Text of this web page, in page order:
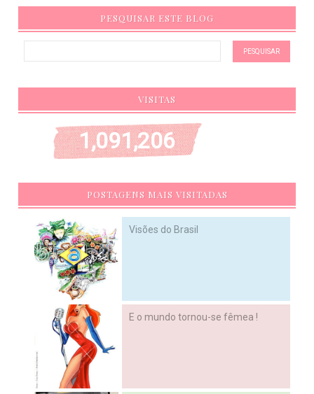
PESQUISAR ESTE BLOG
VISITAS
1,091,206
POSTAGENS MAIS VISITADAS
Visões do Brasil
E o mundo tornou-se fêmea !